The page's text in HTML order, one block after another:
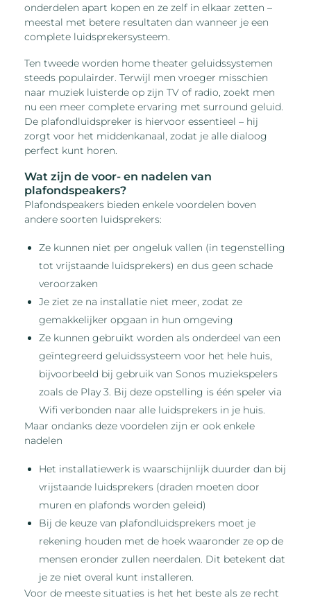
onderdelen apart kopen en ze zelf in elkaar zetten –
meestal met betere resultaten dan wanneer je een
complete luidsprekersysteem.
Ten tweede worden home theater geluidssystemen
steeds populairder. Terwijl men vroeger misschien
naar muziek luisterde op zijn TV of radio, zoekt men
nu een meer complete ervaring met surround geluid.
De plafondluidspreker is hiervoor essentieel – hij
zorgt voor het middenkanaal, zodat je alle dialoog
perfect kunt horen.
Wat zijn de voor- en nadelen van
plafondspeakers?
Plafondspeakers bieden enkele voordelen boven
andere soorten luidsprekers:
Ze kunnen niet per ongeluk vallen (in tegenstelling
tot vrijstaande luidsprekers) en dus geen schade
veroorzaken
Je ziet ze na installatie niet meer, zodat ze
gemakkelijker opgaan in hun omgeving
Ze kunnen gebruikt worden als onderdeel van een
geïntegreerd geluidssysteem voor het hele huis,
bijvoorbeeld bij gebruik van Sonos muziekspelers
zoals de Play 3. Bij deze opstelling is één speler via
Wifi verbonden naar alle luidsprekers in je huis.
Maar ondanks deze voordelen zijn er ook enkele
nadelen
Het installatiewerk is waarschijnlijk duurder dan bij
vrijstaande luidsprekers (draden moeten door
muren en plafonds worden geleid)
Bij de keuze van plafondluidsprekers moet je
rekening houden met de hoek waaronder ze op de
mensen eronder zullen neerdalen. Dit betekent dat
je ze niet overal kunt installeren.
Voor de meeste situaties is het het beste als ze recht